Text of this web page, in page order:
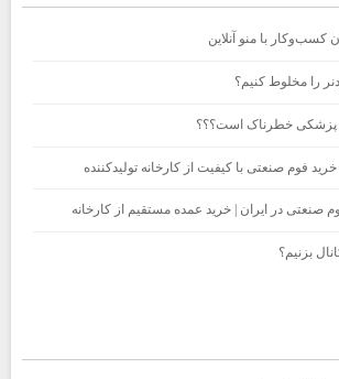
کسب‌وکار با منو آنلاین
را مخلوط کنیم؟
پزشکی خطرناک است؟؟؟
فوم صنعتی با کیفیت از کارخانه تولیدکننده
صنعتی در ایران | خرید عمده مستقیم از کارخانه
بزنیم؟